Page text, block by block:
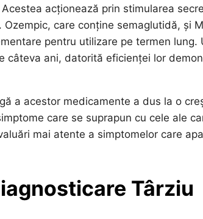
acționează prin stimularea
care conține semaglutidă, și
pentru utilizare pe termen lung.
câteva ani, datorită eficienței lor
a acestor medicamente a dus la o
care se suprapun cu cele ale
mai atente a simptomelor care
Târziu